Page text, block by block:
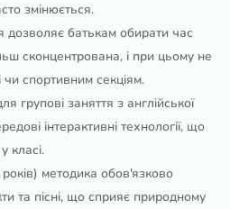
змінюється.
дозволяє батькам обирати час
сконцентрована, і при цьому не
спортивним секціям.
групові заняття з англійської
інтерактивні технології, що
класі.
методика обов'язково
та пісні, що сприяє природному